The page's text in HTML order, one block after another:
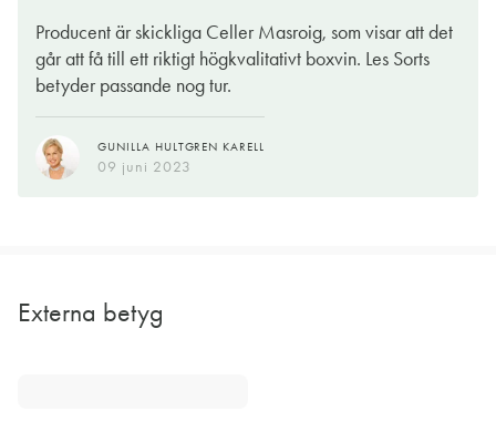
Producent är skickliga Celler Masroig, som visar att det
går att få till ett riktigt högkvalitativt boxvin. Les Sorts
betyder passande nog tur.
GUNILLA HULTGREN KARELL
09 juni 2023
Externa betyg